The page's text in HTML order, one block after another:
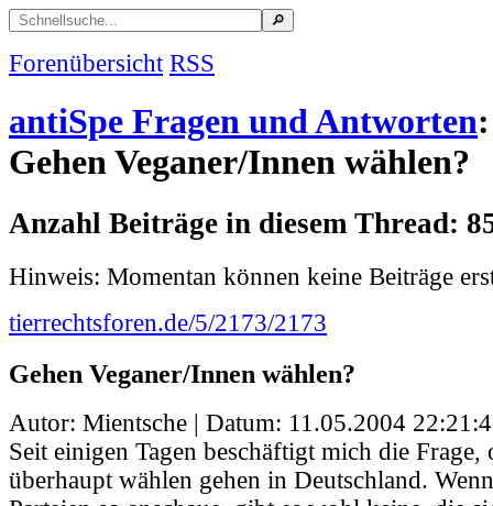
Forenübersicht RSS
antiSpe Fragen und Antworten:
Gehen Veganer/Innen wählen?
Anzahl Beiträge in diesem Thread:
Hinweis: Momentan können keine Beiträge
tierrechtsforen.de/5/2173/2173
Gehen Veganer/Innen wählen?
Autor: Mientsche | Datum: 11.05.2004
Seit einigen Tagen beschäftigt mich die Frage,
überhaupt wählen gehen in Deutschland.